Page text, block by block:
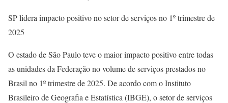
SP lidera impacto positivo no setor de serviços no 1º trimestre de
2025
O estado de São Paulo teve o maior impacto positivo entre todas
as unidades da Federação no volume de serviços prestados no
Brasil no 1º trimestre de 2025. De acordo com o Instituto
Brasileiro de Geografia e Estatística (IBGE), o setor de serviços